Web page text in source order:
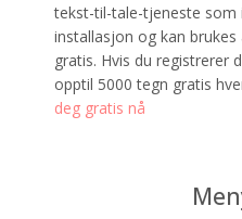
tekst-til-tale-tjeneste som
installasjon og kan
gratis. Hvis du registrerer
opptil 5000 tegn gratis
deg gratis nå